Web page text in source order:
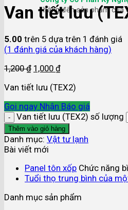
hàng đến sản phẩm của
Van tiết lưu
5.00 trên 5 dựa trên 1 đánh giá
(1 đánh giá của khách hàng)
1,200₫ 1,000 ₫
Van tiết lưu (TEX2)
Gọi ngay Nhận Báo giá
Van tiết lưu (TEX2) số lượng
Thêm vào giỏ hàng
Danh mục: Vật tư lạnh
Bài viết mới
Panel tôn xốp Chức năng
Tuổi thọ trung bình của
Danh mục sản phẩm